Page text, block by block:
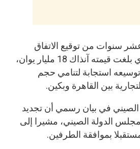
عشر سنوات من توقيع الاتفاق
الأصلي عام 2016، الذي بلغت قيمته آنذاك 18 مليار يوان،
استجابة لتنامي حجم
بين القاهرة وبكين.
في بيان رسمي أن تجديد
مجلس الدولة الصيني، مشيرا إلى
بموافقة الطرفين.